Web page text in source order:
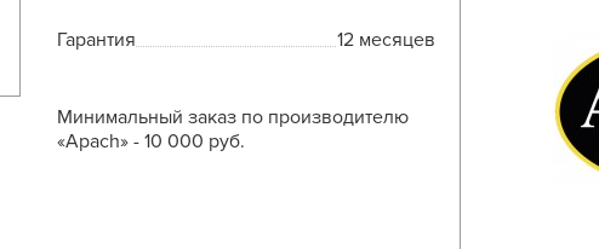
Гарантия 12 месяцев
Минимальный заказ по производителю
«Apach» - 10 000 руб.